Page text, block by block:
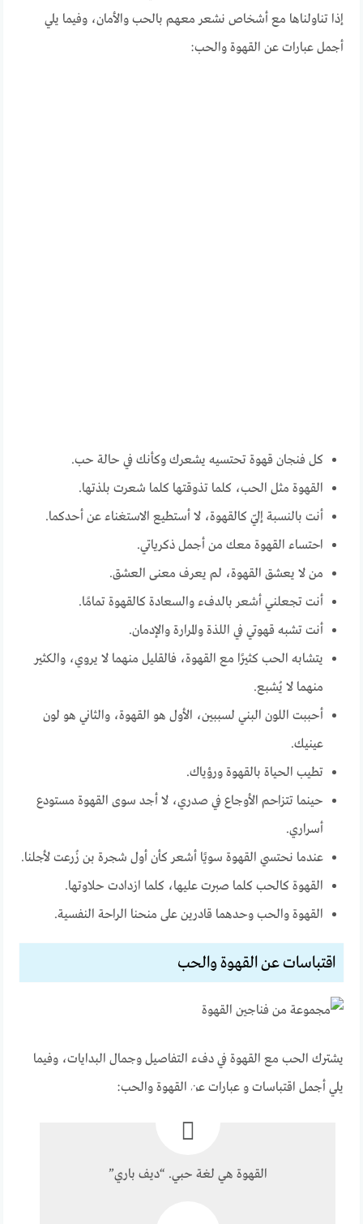
إذا تناولناها مع أشخاص نشعر معهم بالحب والأمان، وفيما يلي
أجمل عبارات عن القهوة والحب:
كل فنجان قهوة تحتسيه يشعرك وكأنك في حالة حب.
القهوة مثل الحب، كلما تذوقتها كلما شعرت بلذتها.
أنت بالنسبة إليّ كالقهوة، لا أستطيع الاستغناء عن أحدكما.
احتساء القهوة معك من أجمل ذكرياتي.
من لا يعشق القهوة، لم يعرف معنى العشق.
أنت تجعلني أشعر بالدفء والسعادة كالقهوة تمامًا.
أنت تشبه قهوتي في اللذة والمرارة والإدمان.
يتشابه الحب كثيرًا مع القهوة، فالقليل منهما لا يروي، والكثير
منهما لا يُشبع.
أحببت اللون البني لسببين، الأول هو القهوة، والثاني هو لون
عينيك.
تطيب الحياة بالقهوة ورؤياك.
حينما تتزاحم الأوجاع في صدري، لا أجد سوى القهوة مستودع
أسراري.
عندما نحتسي القهوة سويًا أشعر كأن أول شجرة بن زُرعت لأجلنا.
القهوة كالحب كلما صبرت عليها، كلما ازدادت حلاوتها.
القهوة والحب وحدهما قادرين على منحنا الراحة النفسية.
اقتباسات عن القهوة والحب
يشترك الحب مع القهوة في دفء التفاصيل وجمال البدايات، وفيما
يلي أجمل اقتباسات و عبارات عن القهوة والحب:
القهوة هي لغة حبي. “ديف باري”